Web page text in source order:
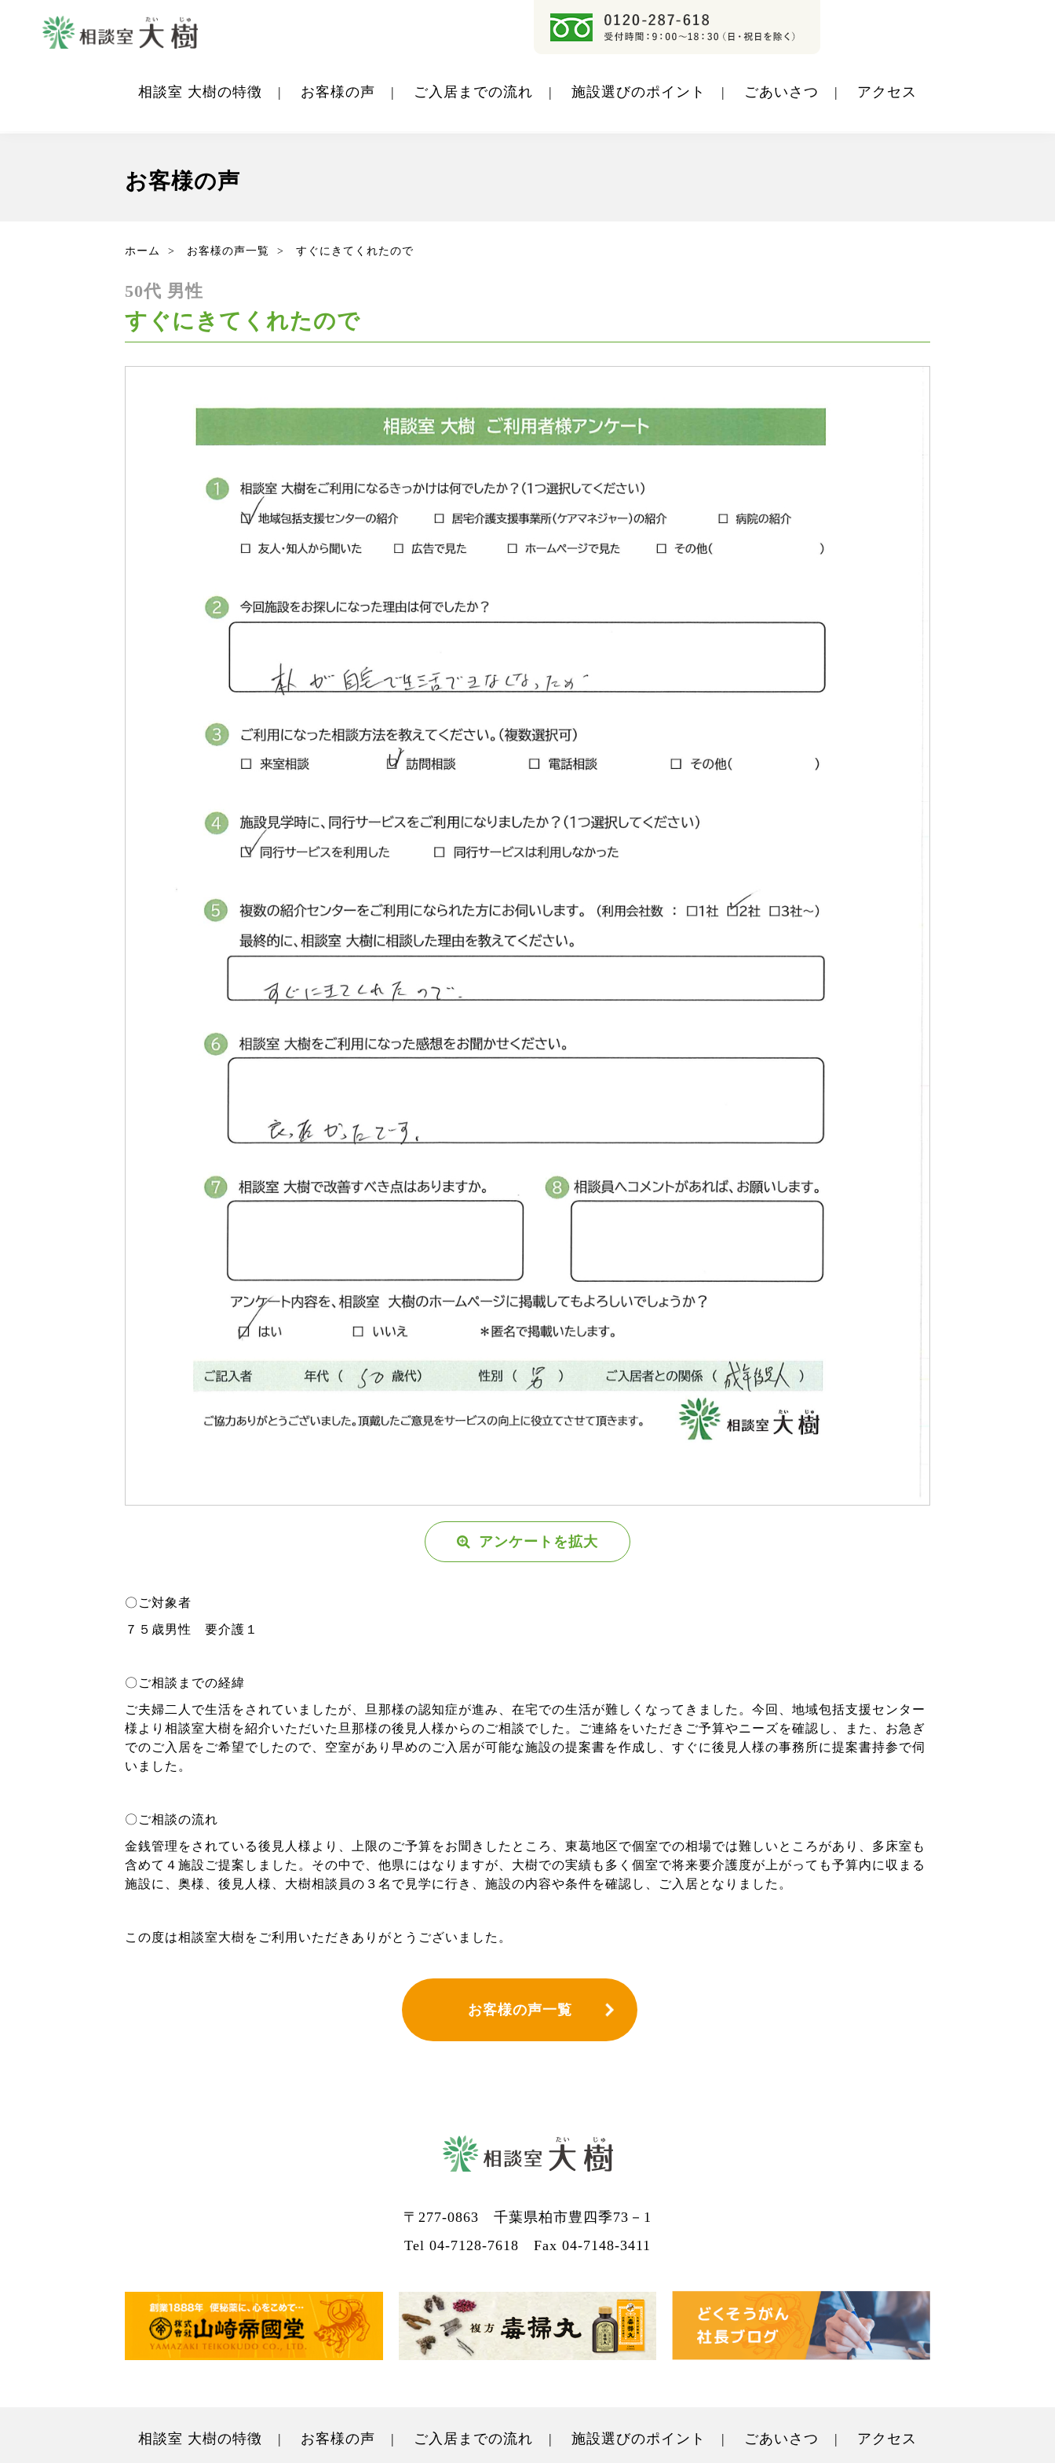
相談室 大樹の特徴 お客様の声 ご入居までの流れ 施設選びのポイント ごあいさつ アクセス
お客様の声
ホーム お客様の声一覧 すぐにきてくれたので
50代 男性
すぐにきてくれたので
アンケートを拡大
〇ご対象者
７５歳男性 要介護１
〇ご相談までの経緯
ご夫婦二人で生活をされていましたが、旦那様の認知症が進み、在宅での生活が難しくなってきました。今回、地域包括支援センター
様より相談室大樹を紹介いただいた旦那様の後見人様からのご相談でした。ご連絡をいただきご予算やニーズを確認し、また、お急ぎ
でのご入居をご希望でしたので、空室があり早めのご入居が可能な施設の提案書を作成し、すぐに後見人様の事務所に提案書持参で伺
いました。
〇ご相談の流れ
金銭管理をされている後見人様より、上限のご予算をお聞きしたところ、東葛地区で個室での相場では難しいところがあり、多床室も
含めて４施設ご提案しました。その中で、他県にはなりますが、大樹での実績も多く個室で将来要介護度が上がっても予算内に収まる
施設に、奥様、後見人様、大樹相談員の３名で見学に行き、施設の内容や条件を確認し、ご入居となりました。
この度は相談室大樹をご利用いただきありがとうございました。
お客様の声一覧
〒277-0863 千葉県柏市豊四季73－1
Tel 04-7128-7618 Fax 04-7148-3411
相談室 大樹の特徴 お客様の声 ご入居までの流れ 施設選びのポイント ごあいさつ アクセス